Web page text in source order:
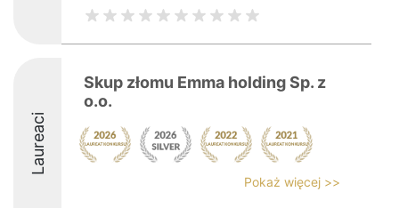
Laureaci
Skup złomu Emma holding Sp. z
o.o.
Pokaż więcej >>